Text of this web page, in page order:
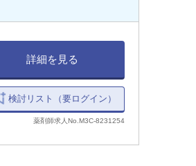
詳細を見る
検討リスト（要ログイン）
薬剤師求人No.M3C-8231254